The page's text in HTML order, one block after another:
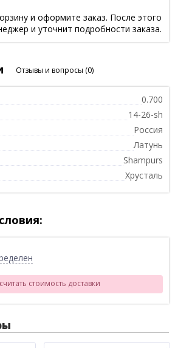
и оформите заказ. После этого
и уточнит подробности заказа.
Отзывы и вопросы (0)
0.700
14-26-sh
Россия
Латунь
Shampurs
Хрусталь
стоимость доставки